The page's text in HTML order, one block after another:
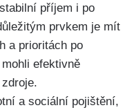
příjem i po
prvkem je mít
a prioritách po
efektivně
a sociální pojištění,